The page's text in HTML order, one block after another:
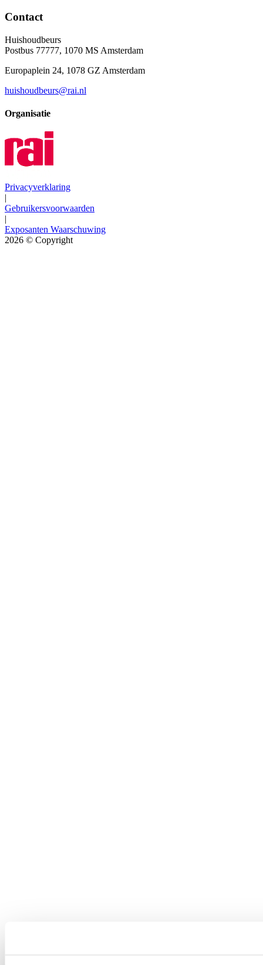
Contact
Huishoudbeurs
Postbus 77777, 1070 MS Amsterdam
Europaplein 24, 1078 GZ Amsterdam
huishoudbeurs@rai.nl
Organisatie
Privacyverklaring
|
Gebruikersvoorwaarden
|
Exposanten Waarschuwing
2026 © Copyright